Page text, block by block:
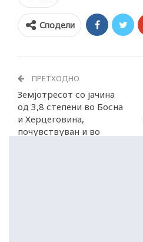
Сподели
ПРЕТХОДНО
Земјотресот со јачина
од 3,8 степени во Босна
и Херцеговина,
почувствуван и во